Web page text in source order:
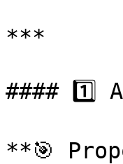
***
#### 1️⃣
**🎯